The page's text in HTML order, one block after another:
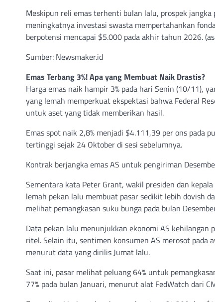
Meskipun reli emas terhenti bulan lalu, prospek
meningkatnya investasi swasta mempertahankan
berpotensi mencapai $5.000 pada akhir tahun 2026.
Sumber: Newsmaker.id
Emas Terbang 3%! Apa yang Membuat Naik Drastis?
Harga emas naik hampir 3% pada hari Senin (10/11),
yang lemah memperkuat ekspektasi bahwa Federal
untuk aset yang tidak memberikan hasil.
Emas spot naik 2,8% menjadi $4.111,39 per ons pada
tertinggi sejak 24 Oktober di sesi sebelumnya.
Kontrak berjangka emas AS untuk pengiriman
Sementara kata Peter Grant, wakil presiden dan
lemah pekan lalu membuat pasar sedikit lebih dovish
melihat pemangkasan suku bunga pada bulan
Data pekan lalu menunjukkan ekonomi AS kehilangan
ritel. Selain itu, sentimen konsumen AS merosot
menurut data yang dirilis Jumat lalu.
Saat ini, pasar melihat peluang 64% untuk
77% pada bulan Januari, menurut alat FedWatch dari